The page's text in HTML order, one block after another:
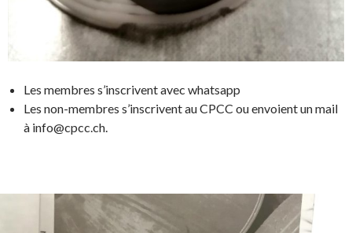
Les membres s’inscrivent avec whatsapp
Les non-membres s’inscrivent au CPCC ou envoient un mail
à info@cpcc.ch.